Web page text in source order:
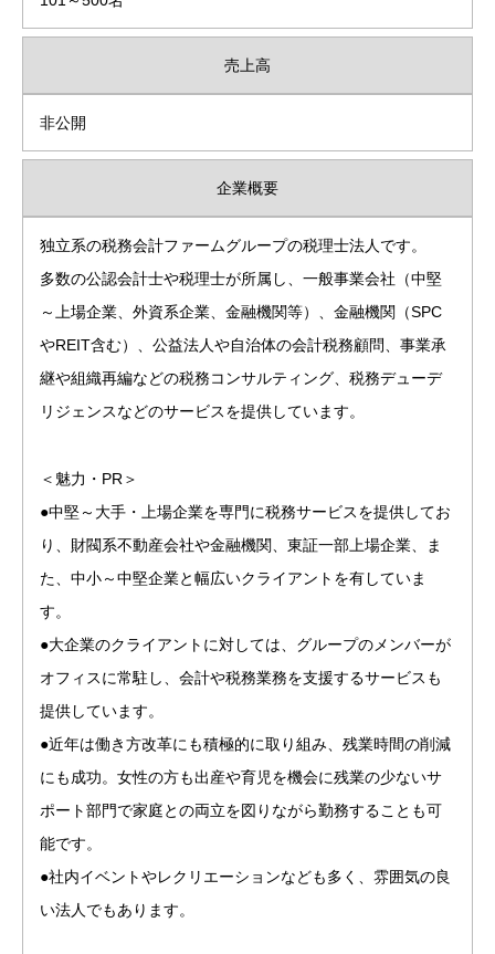
売上高
非公開
企業概要
独立系の税務会計ファームグループの税理士法人です。
多数の公認会計士や税理士が所属し、一般事業会社（中堅
～上場企業、外資系企業、金融機関等）、金融機関（SPC
やREIT含む）、公益法人や自治体の会計税務顧問、事業承
継や組織再編などの税務コンサルティング、税務デューデ
リジェンスなどのサービスを提供しています。
＜魅力・PR＞
●中堅～大手・上場企業を専門に税務サービスを提供してお
り、財閥系不動産会社や金融機関、東証一部上場企業、ま
た、中小～中堅企業と幅広いクライアントを有していま
す。
●大企業のクライアントに対しては、グループのメンバーが
オフィスに常駐し、会計や税務業務を支援するサービスも
提供しています。
●近年は働き方改革にも積極的に取り組み、残業時間の削減
にも成功。女性の方も出産や育児を機会に残業の少ないサ
ポート部門で家庭との両立を図りながら勤務することも可
能です。
●社内イベントやレクリエーションなども多く、雰囲気の良
い法人でもあります。